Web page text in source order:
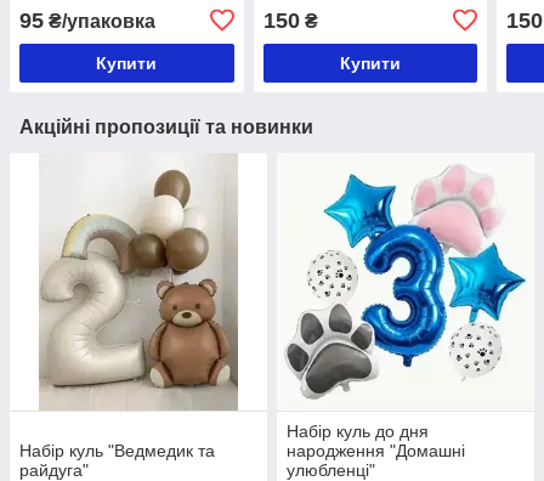
95 ₴/упаковка
Купити
150₴
Купити
150
Акційні пропозиції та новинки
Набір куль "Ведмедик та
райдуга"
Набір куль до дня
народження "Домашні
улюбленці"